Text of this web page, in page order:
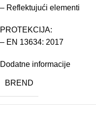
– Reflektujući elementi
PROTEKCIJA:
– EN 13634: 2017
Dodatne informacije
BREND